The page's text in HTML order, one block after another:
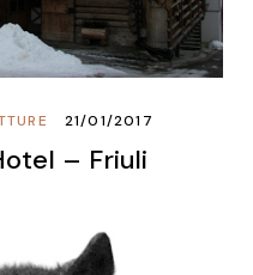
21/01/2017
– Friuli